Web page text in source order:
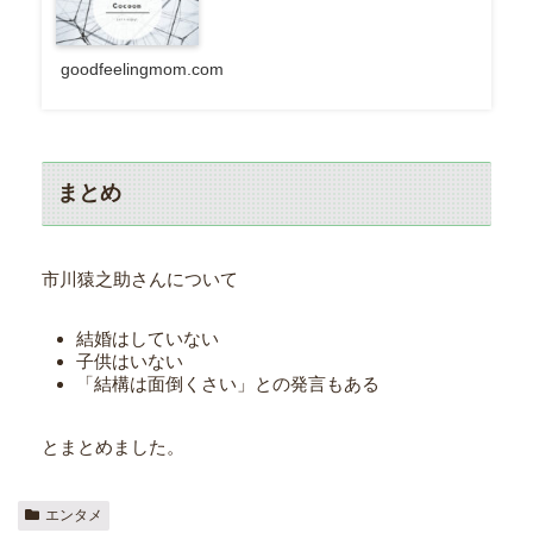
goodfeelingmom.com
まとめ
市川猿之助さんについて
結婚はしていない
子供はいない
「結構は面倒くさい」との発言もある
とまとめました。
エンタメ